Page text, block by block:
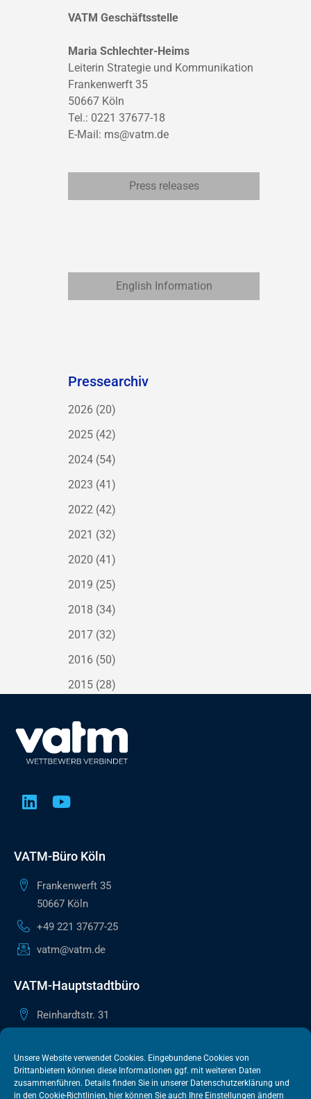
Unsere Website verwendet Cookies. Eingebundene Cookies von
Drittanbietern können diese Informationen ggf. mit weiteren Daten
zusammenführen. Details finden Sie in unserer Datenschutzerklärung und
in den Cookie-Richtlinien, hier können Sie auch Ihre Einstellungen ändern
VATM Geschäftsstelle
Maria Schlechter-Heims
Leiterin Strategie und Kommunikation
Frankenwerft 35
50667 Köln
Tel.: 0221 37677-18
E-Mail: ms@vatm.de
Press releases
English Information
Pressearchiv
2026 (20)
2025 (42)
2024 (54)
2023 (41)
2022 (42)
2021 (32)
2020 (41)
2019 (25)
2018 (34)
2017 (32)
2016 (50)
2015 (28)
VATM-Büro Köln
Frankenwerft 35
50667 Köln
+49 221 37677-25
vatm@vatm.de
VATM-Hauptstadtbüro
Reinhardtstr. 31
+49 30 505615-38
berlin@vatm.de